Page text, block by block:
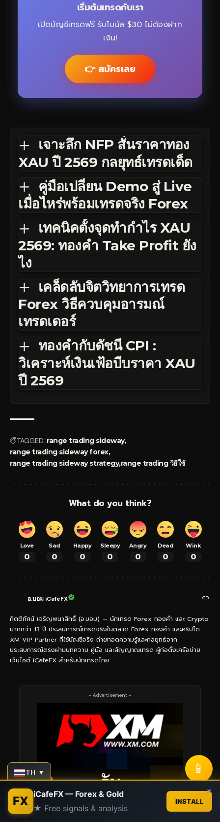
เริ่มต้นเทรดกับเรา
เปิดบัญชีเทรดฟรี รับโบนัส $30 ไม่ต้องฝาก
เงิน!
👉 สมัครเลย
เจาะลึก NFP สั่นราคาทอง
XAU ปี 2569 กลยุทธ์เทรดเด็ด
คู่มือเปลี่ยน Demo สู่ Live
เมื่อไหร่พร้อมเทรดจริง Forex
เทคนิคตั้งจุดทำกำไร XAU
2569: ทองคำ Take Profit ยัง
ไง
เคล็ดลับจิตวิทยาการเทรด
Forex วิธีควบคุมอารมณ์
เทรดเดอร์
ทองคำกับดัชนี CPI :
วิเคราะห์เงินเฟ้อบีบราคา XAU
ปี 2569
TAGGED: range trading sideway
range trading sideway forex
range trading sideway strategyrange trading วิธีใช้
What do you think?
Love
0
Sad
0
Happy
0
Sleepy
0
Angry
0
Dead
0
Wink
0
อ.บอม iCafeFX
กิตติทัศน์ เจริญพนาสิทธิ์ (อ.บอม) — นักเทรด Forex ทองคำ และ Crypto
มากกว่า 13 ปี ประสบการณ์เทรดจริงในตลาด Forex ทองคำ และคริปโต
XM VIP Partner ที่ใช้บัญชีจริง ถ่ายทอดความรู้และกลยุทธ์จาก
ประสบการณ์ตรงผ่านบทความ คู่มือ และสัญญาณเทรด ผู้ก่อตั้งเครือข่าย
เว็บไซต์ iCafeFX สำหรับนักเทรดไทย
- Advertisement -
TH ▼ 📱
FX iCafeFX — Forex & Gold
★ Free signals & analysis
INSTALL
×
Contact us
Open